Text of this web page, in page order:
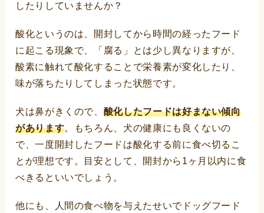
したりしていませんか？
酸化というのは、開封してから時間の経ったフード
に起こる現象で、「腐る」とは少し異なりますが、
酸素に触れて酸化することで栄養素が変化したり、
味が落ちたりしてしまった状態です。
犬は鼻がきくので、 酸化したフードは好まない傾向
があります。もちろん、犬の健康にも良くないの
で、一度開封したフードは酸化する前に食べ切るこ
とが理想です。目安として、開封から1ヶ月以内に食
べきるといいでしょう。
他にも、人間の食べ物を与えたせいでドッグフード